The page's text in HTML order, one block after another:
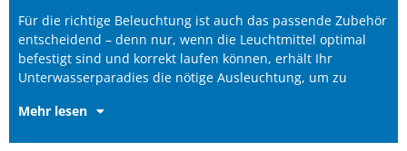
Für die richtige Beleuchtung ist auch das passende Zubehör
entscheidend – denn nur, wenn die Leuchtmittel optimal
befestigt sind und korrekt laufen können, erhält Ihr
Unterwasserparadies die nötige Ausleuchtung, um zu
wachsen und die schönsten Farben zu präsentieren. In
unserem online-Shop erhalten Sie Beleuchtungszubehör
Mehr lesen